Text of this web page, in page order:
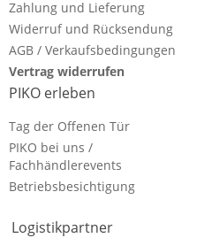
Zahlung und Lieferung
Widerruf und Rücksendung
AGB / Verkaufsbedingungen
Vertrag widerrufen
PIKO erleben
Tag der Offenen Tür
PIKO bei uns /
Fachhändlerevents
Betriebsbesichtigung
Logistikpartner